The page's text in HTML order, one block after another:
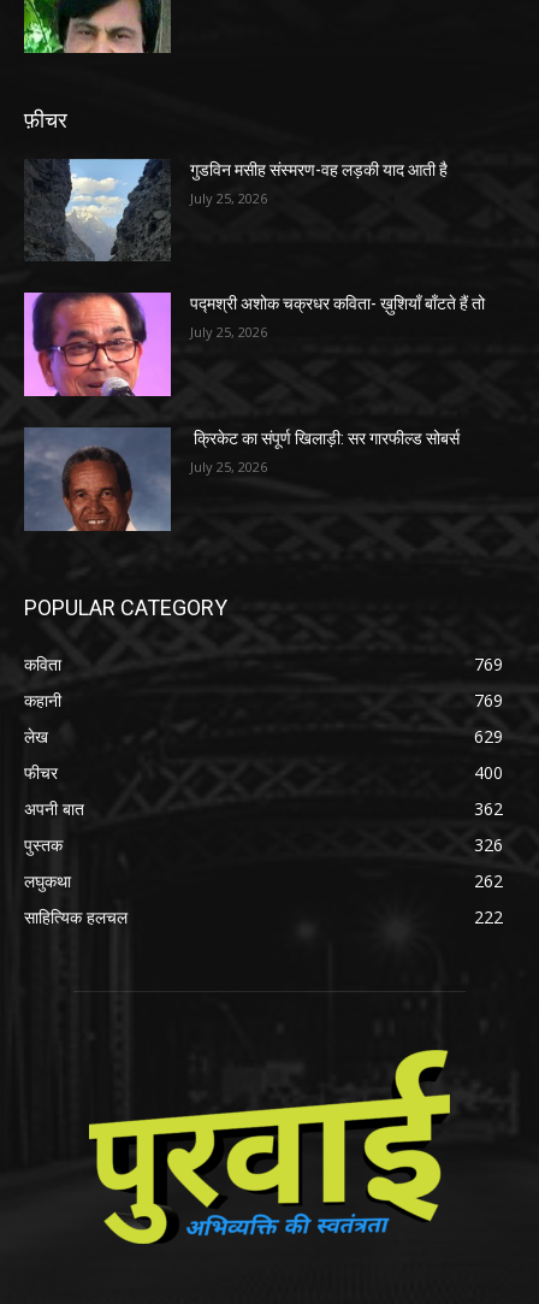
फ़ीचर
गुडविन मसीह संस्मरण-वह लड़की याद आती है
July 25, 2026
पद्मश्री अशोक चक्रधर कविता- ख़ुशियाँ बाँटते हैं तो
July 25, 2026
क्रिकेट का संपूर्ण खिलाड़ी: सर गारफील्ड सोबर्स
July 25, 2026
POPULAR CATEGORY
कविता
769
कहानी
769
लेख
629
फीचर
400
अपनी बात
362
पुस्तक
326
लघुकथा
262
साहित्यिक हलचल
222